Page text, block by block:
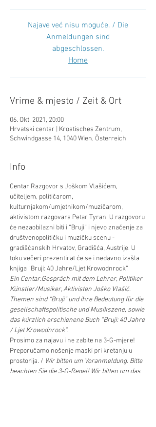
Najave već nisu moguće. / Die
Anmeldungen sind
abgeschlossen.
Home
Vrime & mjesto / Zeit & Ort
06. Okt. 2021, 20:00
Hrvatski centar | Kroatisches Zentrum,
Schwindgasse 14, 1040 Wien, Österreich
Info
Centar.Razgovor s Joškom Vlašićem,
učiteljem, političarom,
kulturnjakom/umjetnikom/muzičarom,
aktivistom razgovara Petar Tyran. U razgovoru
će nezaobilazni biti i “Bruji” i njevo značenje za
društvenopolitičku i muzičku scenu -
gradišćanskih Hrvatov, Gradišća, Austrije. U
toku večeri prezentirat će se i nedavno izašla
knjiga “Bruji: 40 Jahre/Ljet Krowodnrock”.
Ein Centar.Gespräch mit dem Lehrer, Politiker
Künstler/Musiker, Aktivisten Joško Vlašić.
Themen sind “Bruji” und ihre Bedeutung für die
gesellschaftspolitische und Musikszene, sowie
das kürzlich erschienene Buch “Bruji: 40 Jahre
/ Ljet Krowodnrock”.
Prosimo za najavu i ne zabite na 3-G-mjere!
Preporučamo nošenje maski pri kretanju u
prostorija. / Wir bitten um Voranmeldung. Bitte
beachten Sie die 3-G-Regel! Wir bitten um das